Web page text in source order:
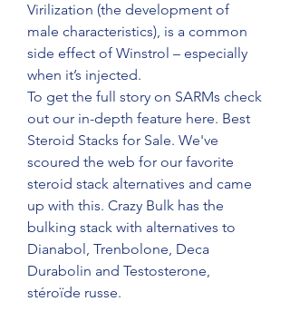
Virilization (the development of
male characteristics), is a common
side effect of Winstrol – especially
when it’s injected.
To get the full story on SARMs check
out our in-depth feature here. Best
Steroid Stacks for Sale. We've
scoured the web for our favorite
steroid stack alternatives and came
up with this. Crazy Bulk has the
bulking stack with alternatives to
Dianabol, Trenbolone, Deca
Durabolin and Testosterone,
stéroïde russe.